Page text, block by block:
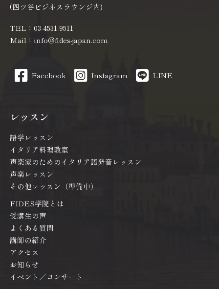
(四ツ谷ビジネスラウンジ内)
TEL：03-4531-9511
Mail：info@fides-japan.com
Facebook Instagram LINE
レッスン
語学レッスン
イタリア料理教室
声楽家のためのイタリア語発音レッスン
声楽レッスン
その他レッスン（準備中）
FIDES学院とは
受講生の声
よくある質問
講師の紹介
アクセス
お知らせ
イベント／コンサート